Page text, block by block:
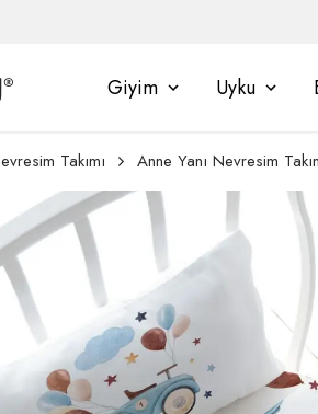
Giyim Uyku
Takımı Anne Yanı Nevresim